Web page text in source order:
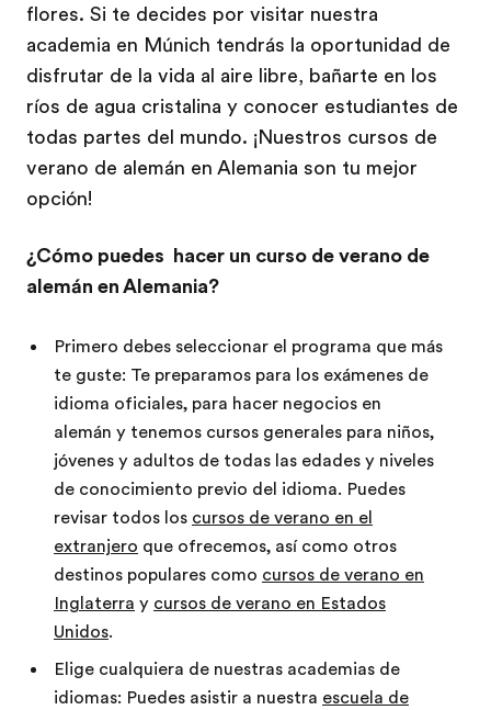
flores. Si te decides por visitar nuestra
academia en Múnich tendrás la oportunidad de
disfrutar de la vida al aire libre, bañarte en los
ríos de agua cristalina y conocer estudiantes de
todas partes del mundo. ¡Nuestros cursos de
verano de alemán en Alemania son tu mejor
opción!
¿Cómo puedes hacer un curso de verano de
alemán en Alemania?
Primero debes seleccionar el programa que más
te guste: Te preparamos para los exámenes de
idioma oficiales, para hacer negocios en
alemán y tenemos cursos generales para niños,
jóvenes y adultos de todas las edades y niveles
de conocimiento previo del idioma. Puedes
revisar todos los cursos de verano en el
extranjero que ofrecemos, así como otros
destinos populares como cursos de verano en
Inglaterra y cursos de verano en Estados
Unidos.
Elige cualquiera de nuestras academias de
idiomas: Puedes asistir a nuestra escuela de